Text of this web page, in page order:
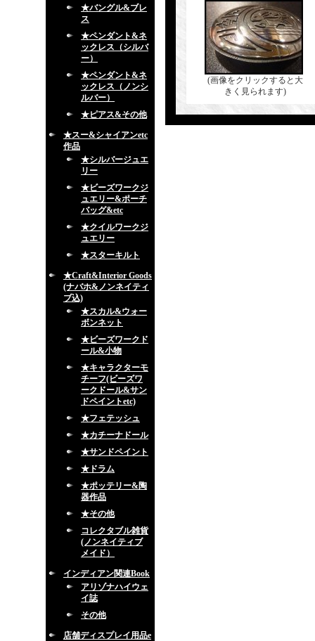
★バングル&ブレ
ス
★ペンダント&ネ
ックレス（シルバ
ー）
★ペンダント&ネ
ックレス（ノンシ
ルバー）
★ピアス&その他
★スー&シャイアンetc
作品
★シルバージュエ
リー
★ビーズワークジ
ュエリー&ポーチ
バッグ&etc
★クイルワークジ
ュエリー
★スターキルト
★Craft&Interior Goods
(ナバホ&ノンネイティ
ブ込)
★スカル&ウォー
ボンネット
★ビーズワークド
ール&小物
★キャラクターモ
チーフ(ビーズワ
ークドール&サン
ドペイントetc)
★フェテッシュ
★カチーナドール
★サンドペイント
★ドラム
★ポッテリー&陶
器作品
★その他
コレクタブル雑貨
(ノンネイティブ
メイド）
インディアン関連Book
アリゾナハイウェ
イ誌
その他
店舗ディスプレイ用品e
(画像をクリックすると大
きく見られます)